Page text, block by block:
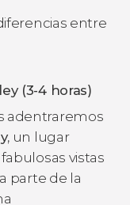
entre
(3-4 horas)
adentraremos
, un lugar
vistas
parte de la